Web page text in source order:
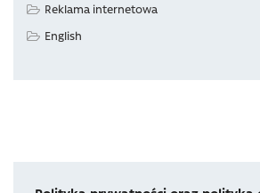
Reklama internetowa
English